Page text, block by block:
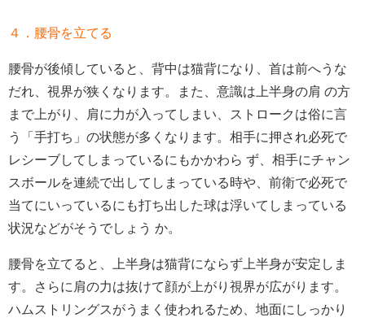
４．腰骨を立てる
腰骨が後傾していると、背中は猫背になり、首は前へうな
だれ、視界が狭くなります。また、意識は上半身の肩 の方
まで上がり、肩に力が入ってしまい、ストロークは俗に言
う「手打ち」の状態が多くなります。相手に押され必死で
レシーブしてしまっているにもかかわら ず、相手にチャン
スボールを連続で出してしまっている時や、前衛で必死で
当てにいっているにも打ち出した球は浮いてしまっている
状況などがそうでしょう か。
腰骨を立てると、上半身は猫背にならず上半身が安定しま
す。さらに肩の力は抜けて顔が上がり視界が広がります。
ハムストリングスがうまく使われるため、地面にしっかり